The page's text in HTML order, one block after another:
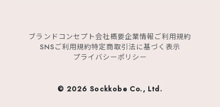
ブランドコンセプト会社概要企業情報 ご利用規約
SNSご利用規約特定商取引法に基づく表示
プライバシーポリシー
© 2026 Sockkobe Co., Ltd.